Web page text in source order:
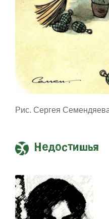
Рис. Сергея
Недостишья